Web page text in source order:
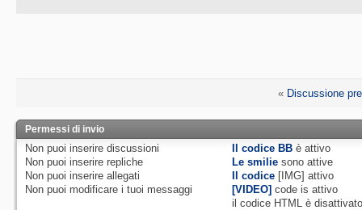
« Discussione
Permessi di invio
Non puoi inserire discussioni
Non puoi inserire repliche
Non puoi inserire allegati
Non puoi modificare i tuoi messaggi
Il codice BB èattivo
Le smilie sono attive
Il codice [IMG]attivo
[VIDEO] code isattivo
il codice HTML è